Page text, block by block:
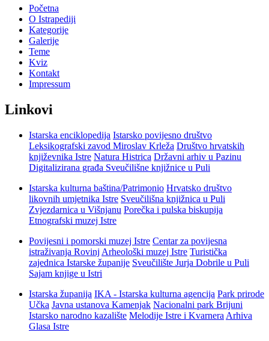
Početna
O Istrapediji
Kategorije
Galerije
Teme
Kviz
Kontakt
Impressum
Linkovi
Istarska enciklopedija Istarsko povijesno društvo
Leksikografski zavod Miroslav Krleža Društvo hrvatskih
književnika Istre Natura Histrica Državni arhiv u Pazinu
Digitalizirana građa Sveučilišne knjižnice u Puli
Istarska kulturna baština/Patrimonio Hrvatsko društvo
likovnih umjetnika Istre Sveučilišna knjižnica u Puli
Zvjezdarnica u Višnjanu Porečka i pulska biskupija
Etnografski muzej Istre
Povijesni i pomorski muzej Istre Centar za povijesna
istraživanja Rovinj Arheološki muzej Istre Turistička
zajednica Istarske županije Sveučilište Jurja Dobrile u Puli
Sajam knjige u Istri
Istarska županija IKA - Istarska kulturna agencija Park prirode
Učka Javna ustanova Kamenjak Nacionalni park Brijuni
Istarsko narodno kazalište Melodije Istre i Kvarnera Arhiva
Glasa Istre